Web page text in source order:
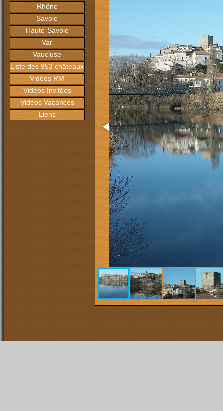
Rhône
Savoie
Haute-Savoie
Var
Vaucluse
Liste des 953 châteaux
Vidéos RM
Vidéos Invitées
Vidéos Vacances
Liens